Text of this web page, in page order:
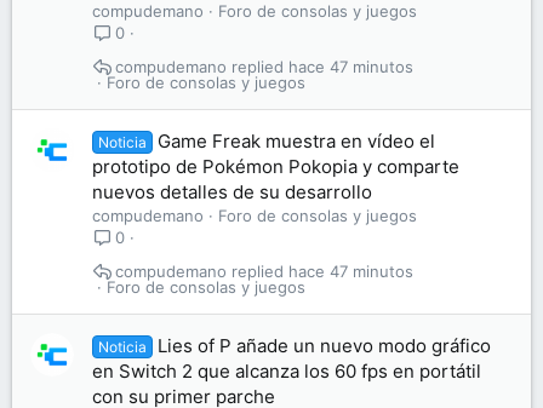
compudemano
Foro de consolas y juegos
0
Foro de consolas y juegos
hace 47 minutos
compudemano
Noticia
Game Freak muestra en vídeo el
prototipo de Pokémon Pokopia y comparte
nuevos detalles de su desarrollo
compudemano
Foro de consolas y juegos
0
Foro de consolas y juegos
hace 47 minutos
compudemano
Noticia
Lies of P añade un nuevo modo gráfico
en Switch 2 que alcanza los 60 fps en portátil
con su primer parche